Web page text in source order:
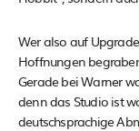
Wer also auf
Hoffnungen
Gerade bei Warner
denn das Studio ist
deutschsprachige